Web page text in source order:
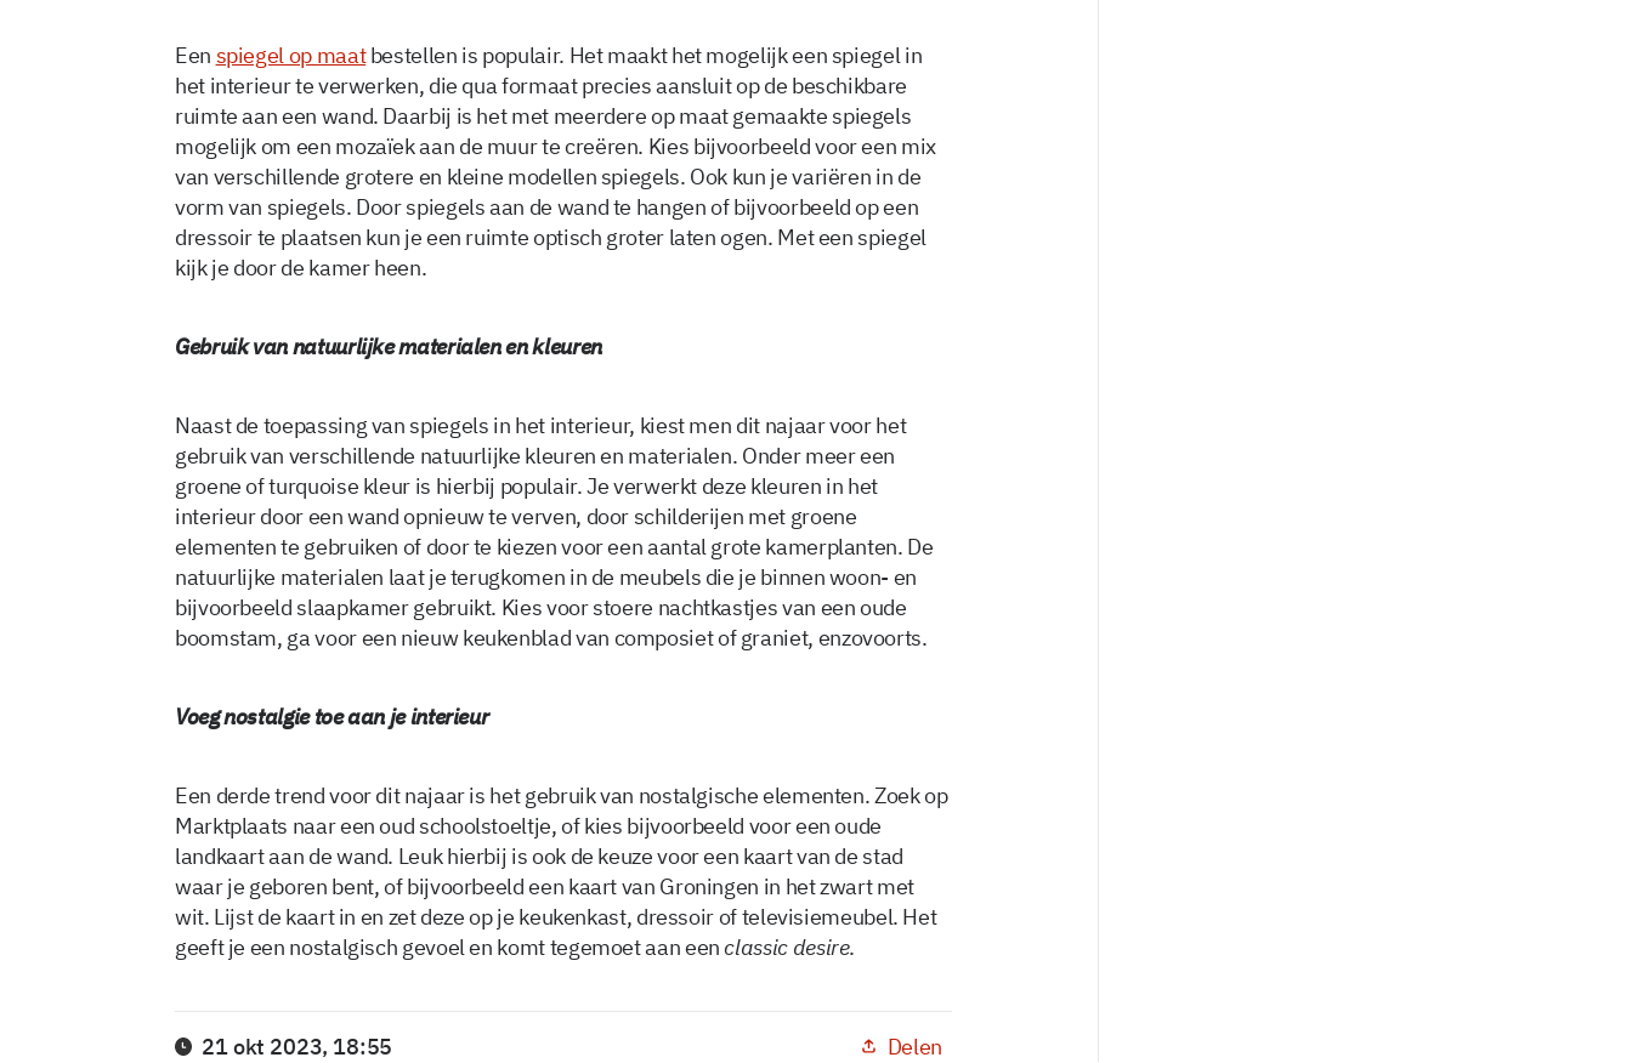
Een spiegel op maatbestellen is populair. Het maakt het mogelijk een spiegel in
het interieur te verwerken, die qua formaat precies aansluit op de beschikbare
ruimte aan een wand. Daarbij is het met meerdere op maat gemaakte spiegels
mogelijk om een mozaïek aan de muur te creëren. Kies bijvoorbeeld voor een mix
van verschillende grotere en kleine modellen spiegels. Ook kun je variëren in de
vorm van spiegels. Door spiegels aan de wand te hangen of bijvoorbeeld op een
dressoir te plaatsen kun je een ruimte optisch groter laten ogen. Met een spiegel
kijk je door de kamer heen.
Gebruik van natuurlijke materialen en kleuren
Naast de toepassing van spiegels in het interieur, kiest men dit najaar voor het
gebruik van verschillende natuurlijke kleuren en materialen. Onder meer een
groene of turquoise kleur is hierbij populair. Je verwerkt deze kleuren in het
interieur door een wand opnieuw te verven, door schilderijen met groene
elementen te gebruiken of door te kiezen voor een aantal grote kamerplanten. De
natuurlijke materialen laat je terugkomen in de meubels die je binnen woon- en
bijvoorbeeld slaapkamer gebruikt. Kies voor stoere nachtkastjes van een oude
boomstam, ga voor een nieuw keukenblad van composiet of graniet, enzovoorts.
Voeg nostalgie toe aan je interieur
Een derde trend voor dit najaar is het gebruik van nostalgische elementen. Zoek op
Marktplaats naar een oud schoolstoeltje, of kies bijvoorbeeld voor een oude
landkaart aan de wand. Leuk hierbij is ook de keuze voor een kaart van de stad
waar je geboren bent, of bijvoorbeeld een kaart van Groningen in het zwart met
wit. Lijst de kaart in en zet deze op je keukenkast, dressoir of televisiemeubel. Het
geeft je een nostalgisch gevoel en komt tegemoet aan een classic desire.
21 okt 2023, 18:55 Delen